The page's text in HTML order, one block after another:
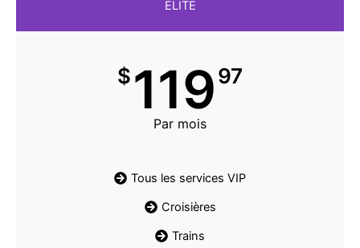
ELITE
$11997
Par mois
Tous les services VIP
Croisières
Trains